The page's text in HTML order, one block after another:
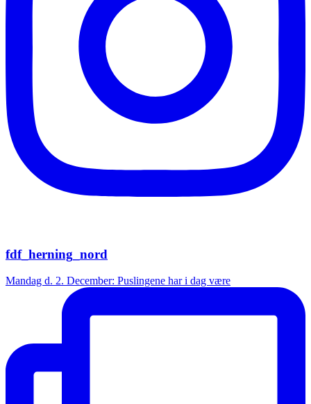
fdf_herning_nord
Mandag d. 2. December: Puslingene har i dag være